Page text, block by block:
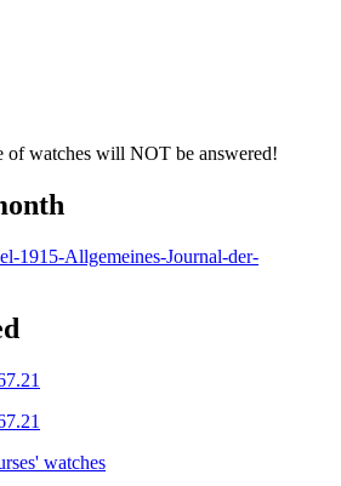
of watches will NOT be answered!
watches